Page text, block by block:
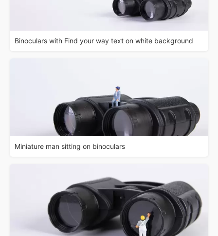
Binoculars with Find your way text on white background
Miniature man sitting on binoculars